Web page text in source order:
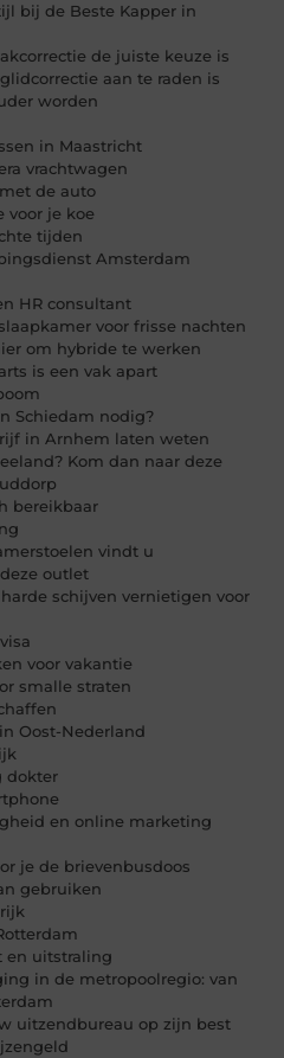
bij de Beste Kapper in
de juiste keuze is
aan te raden is
worden
in Maastricht
vrachtwagen
de auto
voor je koe
tijden
Amsterdam
HR consultant
voor frisse nachten
om hybride te werken
is een vak apart
Schiedam nodig?
in Arnhem laten weten
Kom dan naar deze
bereikbaar
vindt u
outlet
schijven vernietigen voor
voor vakantie
smalle straten
Oost-Nederland
dokter
en online marketing
je de brievenbusdoos
gebruiken
en uitstraling
in de metropoolregio: van
uitzendbureau op zijn best